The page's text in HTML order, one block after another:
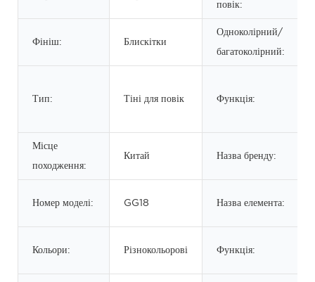
повік:
Фініш: Блискітки
Одноколірний/
багатоколірний:
Тип: Тіні для повік Функція:
Місце
походження:
Китай Назва бренду:
Номер моделі: GG18 Назва елемента:
Кольори: Різнокольорові Функція: